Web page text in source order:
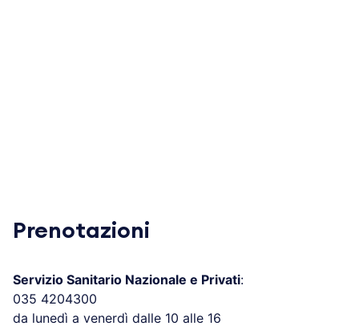
Prenotazioni
Servizio Sanitario Nazionale e Privati:
035 4204300
da lunedì a venerdì dalle 10 alle 16